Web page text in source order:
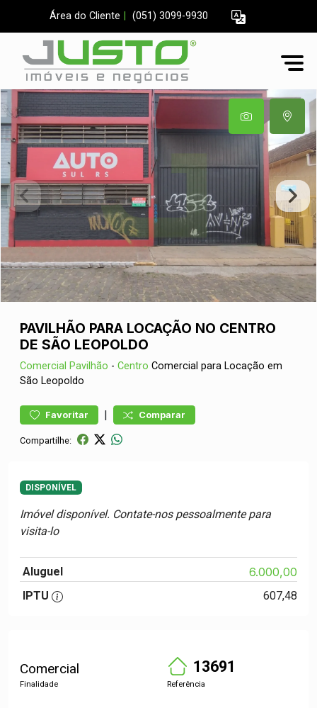
Área do Cliente (051) 3099-9930
PAVILHÃO PARA LOCAÇÃO NO CENTRO
DE SÃO LEOPOLDO
Comercial Pavilhão - Centro Comercial para Locação em
São Leopoldo
Favoritar | Comparar
Compartilhe:
DISPONÍVEL
Imóvel disponível. Contate-nos pessoalmente para
visita-lo
Aluguel 6.000,00
IPTU 607,48
Comercial
Finalidade
13691
Referência